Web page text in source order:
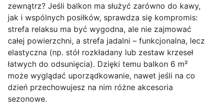
zewnątrz? Jeśli balkon ma służyć zarówno do kawy,
jak i wspólnych posiłków, sprawdza się kompromis:
strefa relaksu ma być wygodna, ale nie zajmować
całej powierzchni, a strefa jadalni – funkcjonalna, lecz
elastyczna (np. stół rozkładany lub zestaw krzeseł
łatwych do odsunięcia). Dzięki temu balkon 6 m²
może wyglądać uporządkowanie, nawet jeśli na co
dzień przechowujesz na nim różne akcesoria
sezonowe.